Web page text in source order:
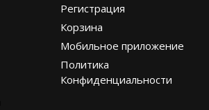
Регистрация
Корзина
Мобильное приложение
Политика
Конфиденциальности